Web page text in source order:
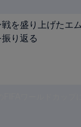
を盛り上げたエ
り返る